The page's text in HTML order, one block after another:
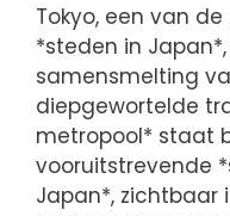
Tokyo, een van
*steden in
samensmelting
diepgewortelde
metropool* staat
vooruitstrevende
Japan*, zichtbaar